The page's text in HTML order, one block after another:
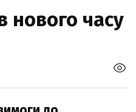
нового часу